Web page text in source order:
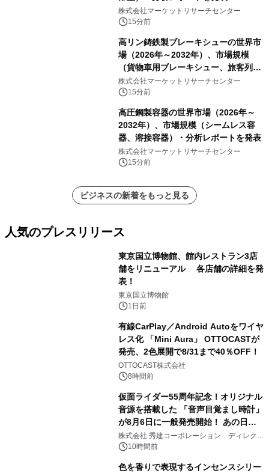
株式会社マーケットリサーチセンター
15分前
高リン鋳鉄製ブレーキシューの世界市
場（2026年～2032年）、市場規模
（貨物車用ブレーキシュー、旅客列車
用ブレーキシュー、機関車用ブレーキ
シュー）・分析レポートを発表
株式会社マーケットリサーチセンター
15分前
高圧鋼製容器の世界市場（2026年～
2032年）、市場規模（シームレス容
器、溶接容器）・分析レポートを発表
株式会社マーケットリサーチセンター
15分前
ビジネスの新着をもっと見る
人気のプレスリリース
東京国立博物館、館内レストラン3店
舗をリニューアル 各店舗の詳細を発
表！
東京国立博物館
1日前
有線CarPlay／Android Autoをワイヤ
レス化 「Mini Aura」 OTTOCASTが
発売、2色展開で8/31まで40％OFF！
OTTOCAST株式会社
8時間前
仮面ライダー55周年記念！オリジナル
音源を搭載した 「音声目覚まし時計」
が8月6日に一般発売開始！ あの日の
大興奮が今甦る
株式会社 秀建コーポレーション ディレクト
アートギャラリー
10時間前
色を香りで表現するインセンスシリー